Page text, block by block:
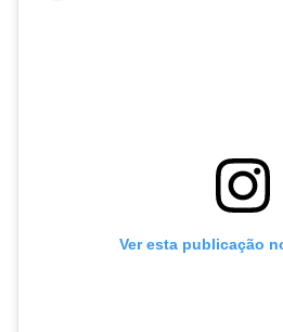
Ver esta publicação